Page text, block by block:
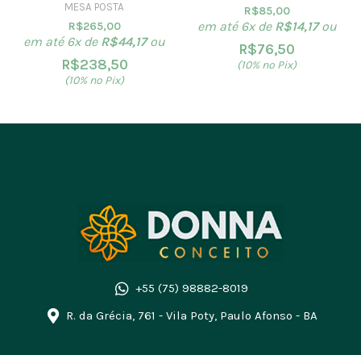
MESA POSTA
R$265,00
em até 6x de R$44,17ou
R$238,50
(10% no Pix)
R$85,00
em até 6x de R$14,17ou
R$76,50
(10% no Pix)
+55 (75) 98882-8019
R. da Grécia, 761 - Vila Poty, Paulo Afonso - BA